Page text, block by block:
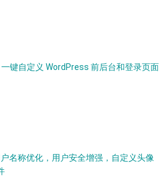
键自定义 WordPress 前后台和登录页面
名称优化，用户安全增强，自定义头像